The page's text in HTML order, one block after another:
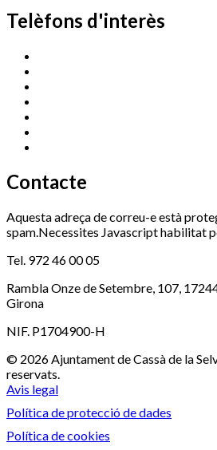
Telèfons d'interès
Contacte
Aquesta adreça de correu-e està
spam.Necessites Javascript habilitat
Tel. 972 46 00 05
Rambla Onze de Setembre, 107,
Girona
NIF. P1704900-H
© 2026 Ajuntament de Cassà de la
reservats.
Avis legal
Política de protecció de dades
Política de cookies